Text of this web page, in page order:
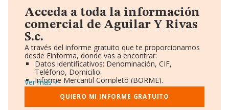
Acceda a toda la información
comercial de Aguilar Y Rivas
S.c.
A través del informe gratuito que te proporcionamos
desde Einforma, donde vas a encontrar:
Datos identificativos: Denominación, CIF,
Teléfono, Domicilio.
Informe Mercantil Completo (BORME).
Gráficos de Evolución Ventas y Empleados.
Consejo de Administración y Administradores.
Directivos y Ejecutivos.
Ver más
QUIERO MI INFORME GRATUITO